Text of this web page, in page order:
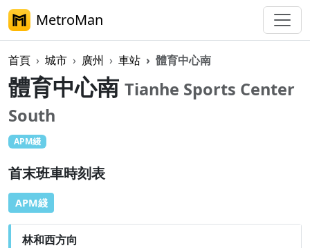
MetroMan
首頁 城市 廣州 車站 體育中心南
體育中心南 Tianhe Sports Center
South
APM綫
首末班車時刻表
APM綫
林和西方向